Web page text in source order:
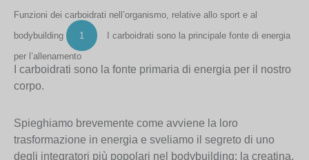
Funzioni dei carboidrati nell’organismo, relative allo sport e al
bodybuilding
1
I carboidrati sono la principale fonte di energia
per l’allenamento
I carboidrati sono la fonte primaria di energia per il nostro
corpo.
Spieghiamo brevemente come avviene la loro
trasformazione in energia e sveliamo il segreto di uno
degli integratori più popolari nel bodybuilding: la creatina.